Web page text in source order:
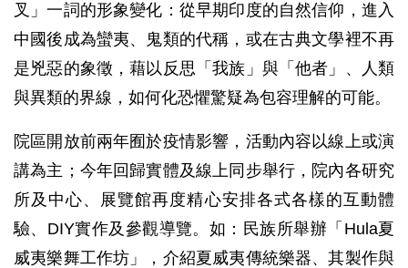
叉」一詞的形象變化：從早期印度的自然信仰，進入
中國後成為蠻夷、鬼類的代稱，或在古典文學裡不再
是兇惡的象徵，藉以反思「我族」與「他者」、人類
與異類的界線，如何化恐懼驚疑為包容理解的可能。
院區開放前兩年囿於疫情影響，活動內容以線上或演
講為主；今年回歸實體及線上同步舉行，院內各研究
所及中心、展覽館再度精心安排各式各樣的互動體
驗、DIY實作及參觀導覽。如：民族所舉辦「Hula夏
威夷樂舞工作坊」，介紹夏威夷傳統樂器、其製作與